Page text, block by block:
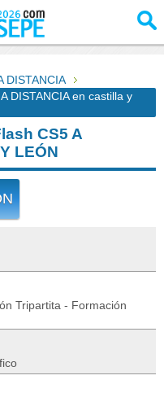
DISTANCIA
DISTANCIA en castilla y
CS5 A
LEÓN
Tripartita - Formación